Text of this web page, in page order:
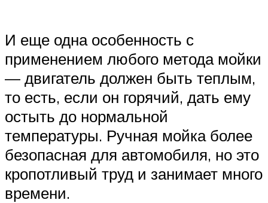
И еще одна особенность с
применением любого метода мойки
— двигатель должен быть теплым,
то есть, если он горячий, дать ему
остыть до нормальной
температуры. Ручная мойка более
безопасная для автомобиля, но это
кропотливый труд и занимает много
времени.